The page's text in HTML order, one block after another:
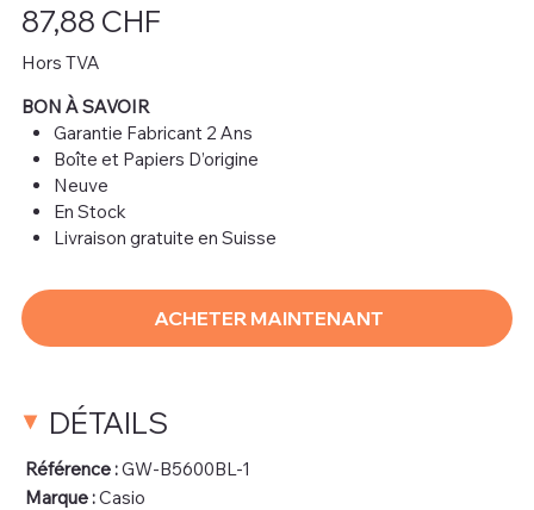
87,88 CHF
Hors TVA
BON À SAVOIR
Garantie Fabricant 2 Ans
Boîte et Papiers D’origine
Neuve
En Stock
Livraison gratuite en Suisse
ACHETER MAINTENANT
DÉTAILS
Référence :GW-B5600BL-1
Marque :Casio